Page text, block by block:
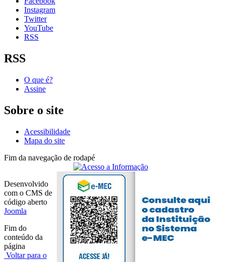
Instagram
Twitter
YouTube
RSS
RSS
O que é?
Assine
Sobre o site
Acessibilidade
Mapa do site
Fim da navegação de rodapé
Desenvolvido
com o CMS de
código aberto
Joomla
Fim do
conteúdo da
página
Voltar para o